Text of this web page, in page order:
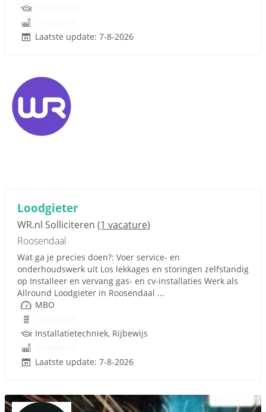
Laatste update: 7-8-2026
Loodgieter
WR.nl Solliciteren (1 vacature)
Roosendaal
Wat ga je precies doen?: Voer service- en
onderhoudswerk uit Los lekkages en storingen zelfstandig
op Installeer en vervang gas- en cv-installaties Werk als
Allround Loodgieter in Roosendaal ...
MBO
Installatietechniek, Rijbewijs
Laatste update: 7-8-2026